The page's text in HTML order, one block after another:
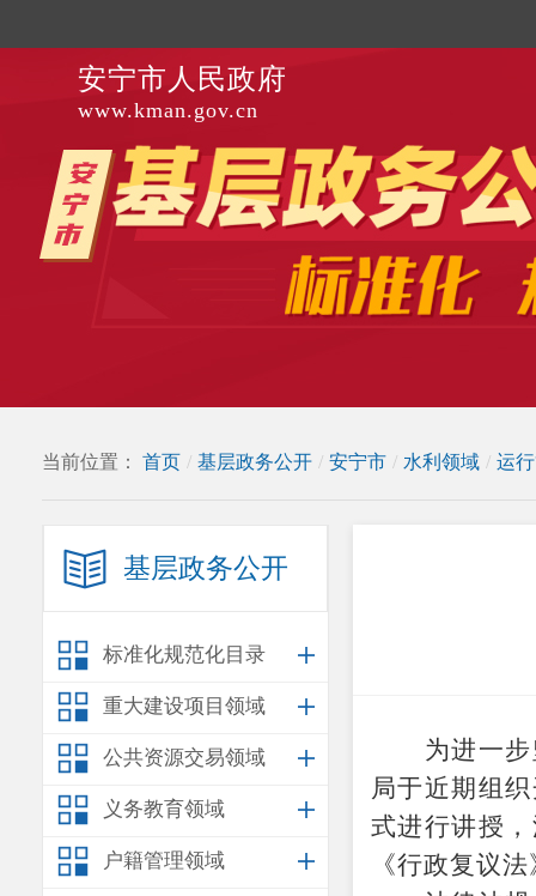
安宁市人民政府
www.kman.gov.cn
当前位置： 首页 / 基层政务公开 / 安宁市 / 水利领域 / 运
基层政务公开
标准化规范化目录
重大建设项目领域
公共资源交易领域
义务教育领域
户籍管理领域
为进一
局于近期组织
式进行讲授 ，
《行政复议